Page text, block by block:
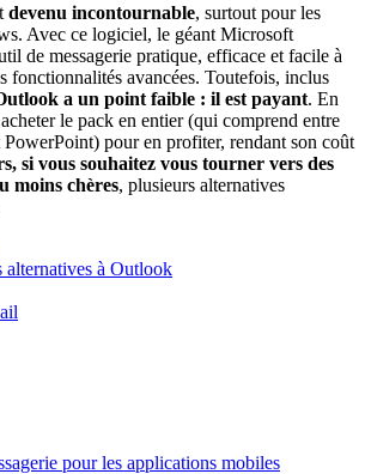
devenu incontournable, surtout pour les
Avec ce logiciel, le géant Microsoft
de messagerie pratique, efficace et facile à
fonctionnalités avancées. Toutefois, inclus
a un point faible : il est payant. En
le pack en entier (qui comprend entre
pour en profiter, rendant son coût
si vous souhaitez vous tourner vers des
moins chères, plusieurs alternatives
alternatives à Outlook
pour les applications mobiles